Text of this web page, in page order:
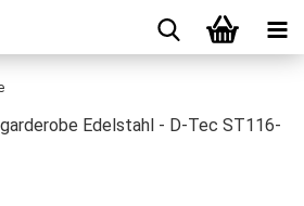
Edelstahl - D-Tec ST116-